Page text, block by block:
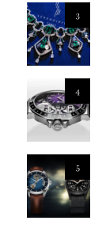
3
4
5